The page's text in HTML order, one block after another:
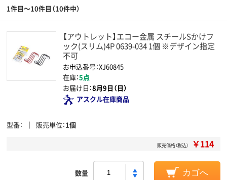
1件目～10件目（10件中）
【アウトレット】エコー金属 スチールSかけフ
ック(スリム)4P 0639-034 1個 ※デザイン指定
不可
お申込番号：XJ60845
在庫：5点
お届け日：8月9日（日）
アスクル在庫商品
型番 販売単位 1個
販売価格（税込） ￥114
数量 カゴへ